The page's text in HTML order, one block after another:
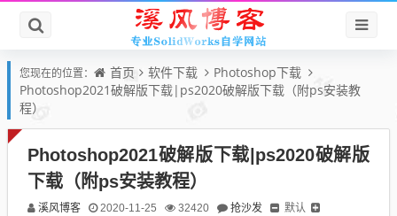
您现在的位置： 首页 软件下载
Photoshop下载
Photoshop2021破解版下载|ps2020破解版下载（附ps安装教
程）
Photoshop2021破解版下载|ps2020破解版
下载（附ps安装教程）
溪风博客 2020-11-25 32420 抢沙发 默认